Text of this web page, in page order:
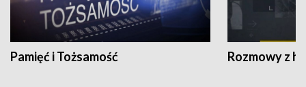
Pamięć i Tożsamość Rozmowy z